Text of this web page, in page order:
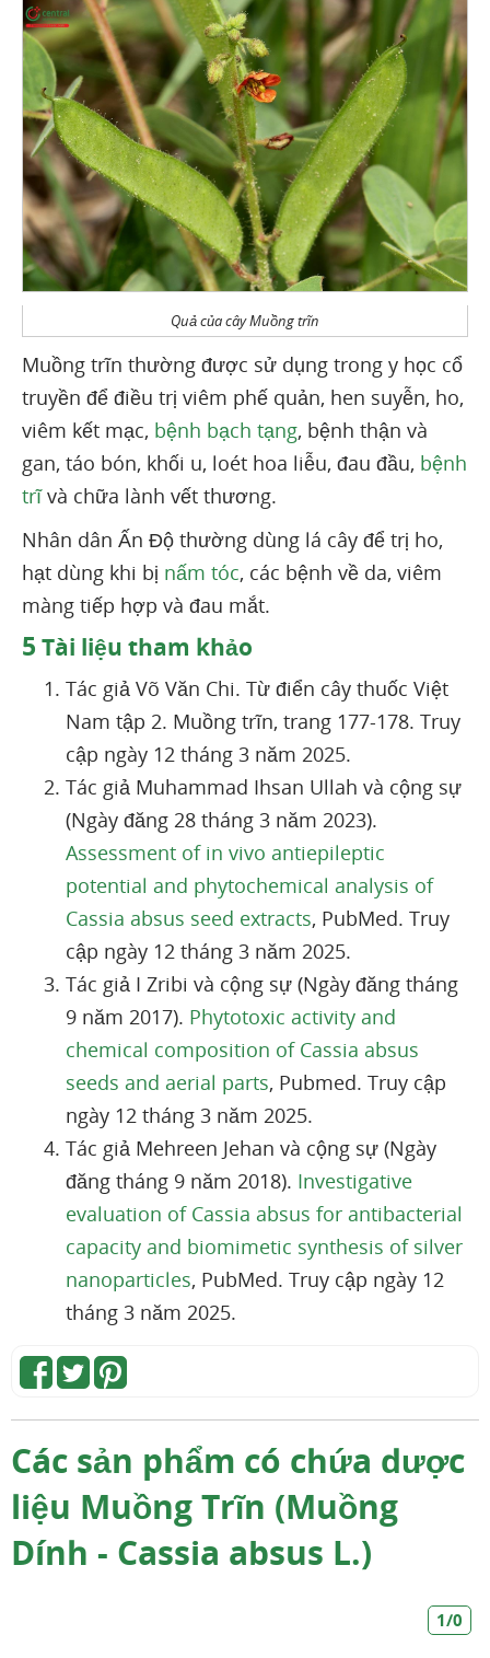
Quả của cây Muồng trĩn
Muồng trĩn thường được sử dụng trong y học cổ
truyền để điều trị viêm phế quản, hen suyễn, ho,
viêm kết mạc, bệnh bạch tạng, bệnh thận và
gan, táo bón, khối u, loét hoa liễu, đau đầu, bệnh
trĩvà chữa lành vết thương.
Nhân dân Ấn Độ thường dùng lá cây để trị ho,
hạt dùng khi bị nấm tóc, các bệnh về da, viêm
màng tiếp hợp và đau mắt.
5 Tài liệu tham khảo
Tác giả Võ Văn Chi. Từ điển cây thuốc Việt
Nam tập 2. Muồng trĩn, trang 177-178. Truy
cập ngày 12 tháng 3 năm 2025.
Tác giả Muhammad Ihsan Ullah và cộng sự
(Ngày đăng 28 tháng 3 năm 2023).
Assessment of in vivo antiepileptic
potential and phytochemical analysis of
Cassia absus seed extracts, PubMed. Truy
cập ngày 12 tháng 3 năm 2025.
Tác giả I Zribi và cộng sự (Ngày đăng tháng
9 năm 2017). Phytotoxic activity and
chemical composition of Cassia absus
seeds and aerial parts, Pubmed. Truy cập
ngày 12 tháng 3 năm 2025.
Tác giả Mehreen Jehan và cộng sự (Ngày
đăng tháng 9 năm 2018). Investigative
evaluation of Cassia absus for antibacterial
capacity and biomimetic synthesis of silver
nanoparticles, PubMed. Truy cập ngày 12
tháng 3 năm 2025.
Các sản phẩm có chứa dược
liệu Muồng Trĩn (Muồng
Dính - Cassia absus L.)
1/0